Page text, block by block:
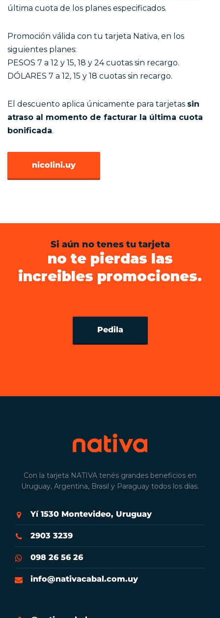
última cuota de los planes especificados.
Promoción válida con tu tarjeta Nativa, en los
siguientes planes:
PESOS 7 a 12 y 15, 18 y 24 cuotas sin recargo.
DÓLARES 7 a 12, 15 y 18 cuotas sin recargo.
El descuento aplica únicamente para tarjetas sin
atraso al momento de facturar la última cuota
bonificada.
nicolini.uy
Si aún no tenes tu tarjeta
no te pierdas las
increibles promociones.
Pedila
Con la tarjeta NATIVA tenés grandes beneficios en
Uruguay, Argentina, Brasil y Paraguay todos los días.
Yí 1530 Montevideo, Uruguay
2903 3239
098 26 56 26
info@nativacabal.com.uy